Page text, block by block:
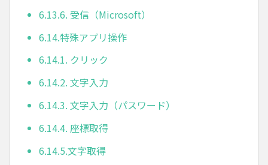
6.13.6. 受信（Microsoft）
6.14.特殊アプリ操作
6.14.1. クリック
6.14.2. 文字入力
6.14.3. 文字入力（パスワード）
6.14.4. 座標取得
6.14.5.文字取得